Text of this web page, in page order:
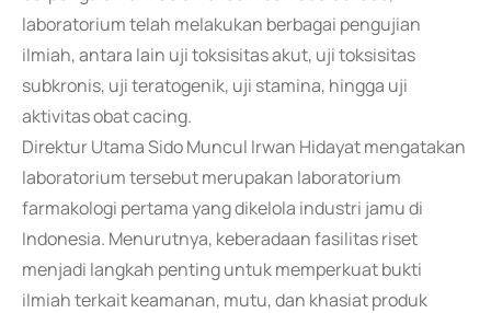
laboratorium telah melakukan berbagai pengujian
ilmiah, antara lain uji toksisitas akut, uji toksisitas
subkronis, uji teratogenik, uji stamina, hingga uji
aktivitas obat cacing.
Direktur Utama Sido Muncul Irwan Hidayat mengatakan
laboratorium tersebut merupakan laboratorium
farmakologi pertama yang dikelola industri jamu di
Indonesia. Menurutnya, keberadaan fasilitas riset
menjadi langkah penting untuk memperkuat bukti
ilmiah terkait keamanan, mutu, dan khasiat produk